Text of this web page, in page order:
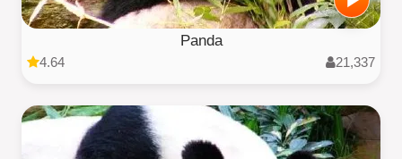
Panda
4.64 21,337